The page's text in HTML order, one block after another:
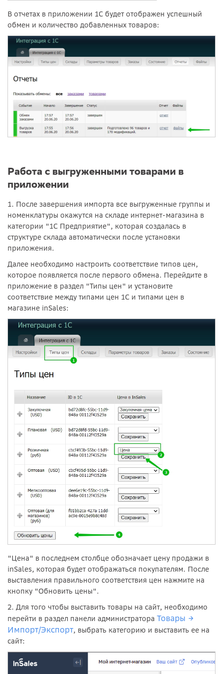
В отчетах в приложении 1С будет отображен успешный
обмен и количество добавленных товаров:
Работа с выгруженными товарами в
приложении
1. После завершения импорта все выгруженные группы и
номенклатуры окажутся на складе интернет-магазина в
категории "1С Предприятие", которая создалась в
структуре склада автоматически после установки
приложения.
Далее необходимо настроить соответствие типов цен,
которое появляется после первого обмена. Перейдите в
приложение в раздел "Типы цен" и установите
соответствие между типами цен 1С и типами цен в
магазине inSales:
"Цена" в последнем столбце обозначает цену продажи в
inSales, которая будет отображаться покупателям. После
выставления правильного соответствия цен нажмите на
кнопку "Обновить цены".
2. Для того чтобы выставить товары на сайт, необходимо
перейти в раздел панели администратора Товары →
Импорт/Экспорт, выбрать категорию и выставить ее на
сайт: